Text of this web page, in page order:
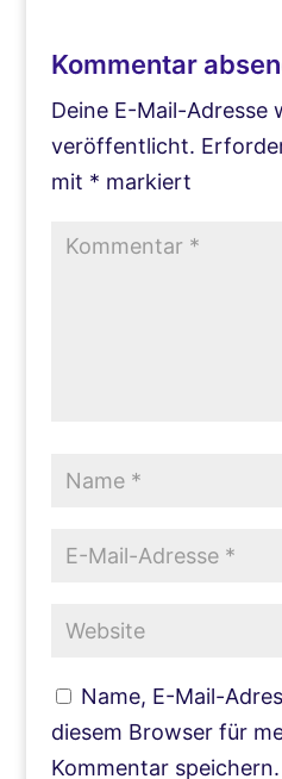
Kommentar
Deine E-Mail-Adresse
veröffentlicht.
mit * markiert
Name, E-Mail-
diesem Browser für
Kommentar speichern.